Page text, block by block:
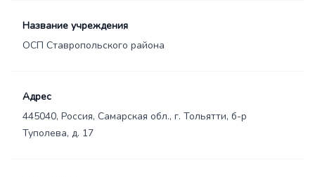
Название учреждения
ОСП Ставропольского района
Адрес
445040, Россия, Самарская обл., г. Тольятти, б-р
Туполева, д. 17